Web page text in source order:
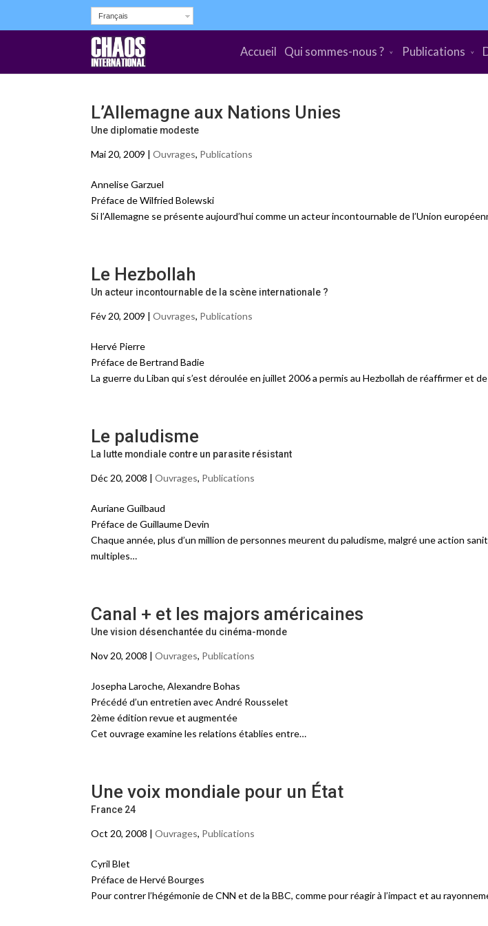
Français
Accueil Qui sommes-nous ? Publications
L’Allemagne aux Nations Unies
Une diplomatie modeste
Mai 20, 2009 | Ouvrages, Publications
Annelise Garzuel
Préface de Wilfried Bolewski
Si l’Allemagne se présente aujourd’hui comme un acteur incontournable de l’Union
Le Hezbollah
Un acteur incontournable de la scène internationale ?
Fév 20, 2009 | Ouvrages, Publications
Hervé Pierre
Préface de Bertrand Badie
La guerre du Liban qui s’est déroulée en juillet 2006 a permis au Hezbollah de réaffirmer et
Le paludisme
La lutte mondiale contre un parasite résistant
Déc 20, 2008 | Ouvrages, Publications
Auriane Guilbaud
Préface de Guillaume Devin
Chaque année, plus d’un million de personnes meurent du paludisme, malgré une action
multiples…
Canal + et les majors américaines
Une vision désenchantée du cinéma-monde
Nov 20, 2008 | Ouvrages, Publications
Josepha Laroche, Alexandre Bohas
Précédé d’un entretien avec André Rousselet
2ème édition revue et augmentée
Cet ouvrage examine les relations établies entre…
Une voix mondiale pour un État
France 24
Oct 20, 2008 | Ouvrages, Publications
Cyril Blet
Préface de Hervé Bourges
Pour contrer l’hégémonie de CNN et de la BBC, comme pour réagir à l’impact et au